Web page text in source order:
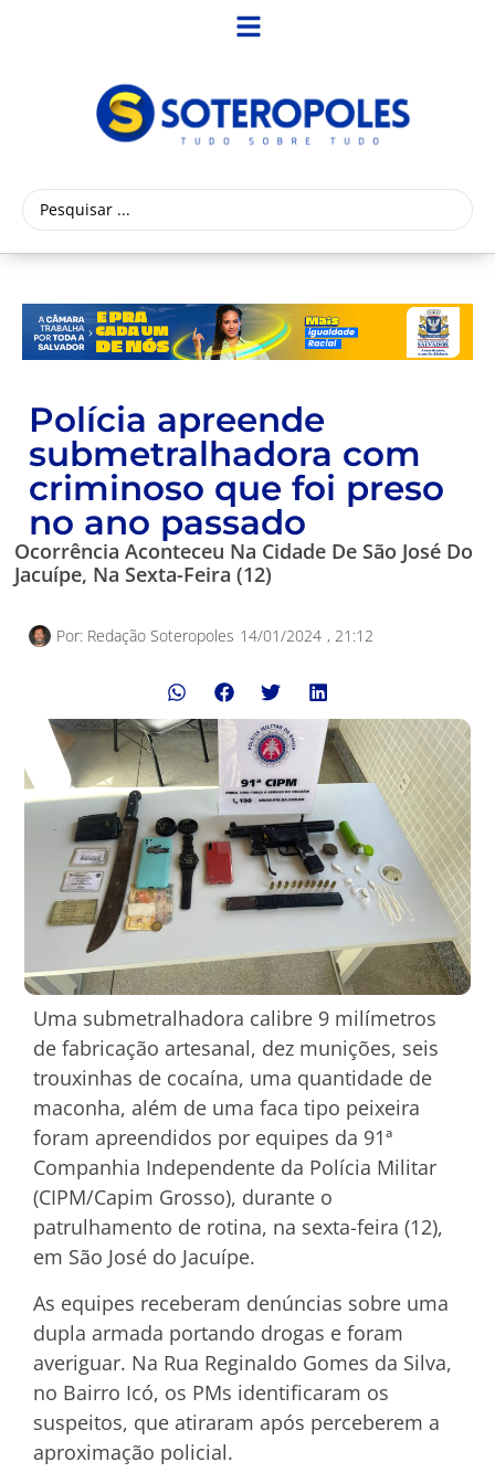
Polícia apreende
submetralhadora com
criminoso que foi preso
no ano passado
Ocorrência Aconteceu Na Cidade De São José Do
Jacuípe, Na Sexta-Feira (12)
Por: Redação Soteropoles 14/01/2024 , 21:12
Uma submetralhadora calibre 9 milímetros
de fabricação artesanal, dez munições, seis
trouxinhas de cocaína, uma quantidade de
maconha, além de uma faca tipo peixeira
foram apreendidos por equipes da 91ª
Companhia Independente da Polícia Militar
(CIPM/Capim Grosso), durante o
patrulhamento de rotina, na sexta-feira (12),
em São José do Jacuípe.
As equipes receberam denúncias sobre uma
dupla armada portando drogas e foram
averiguar. Na Rua Reginaldo Gomes da Silva,
no Bairro Icó, os PMs identificaram os
suspeitos, que atiraram após perceberem a
aproximação policial.